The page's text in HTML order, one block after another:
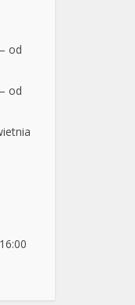
– od
– od
16:00